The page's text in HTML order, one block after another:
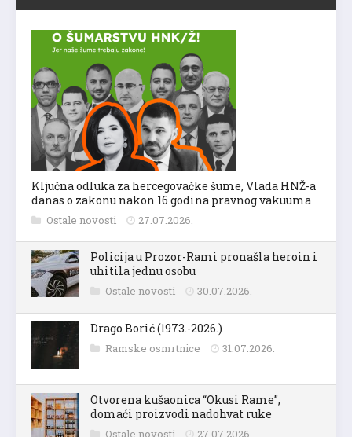
Ključna odluka za hercegovačke šume, Vlada HNŽ-a
danas o zakonu nakon 16 godina pravnog vakuuma
Ostale novosti 27.07.2026.
Policija u Prozor-Rami pronašla heroin i
uhitila jednu osobu
Ostale novosti 30.07.2026.
Drago Borić (1973.-2026.)
Ramske osmrtnice 31.07.2026.
Otvorena kušaonica “Okusi Rame”,
domaći proizvodi nadohvat ruke
Ostale novosti 27.07.2026.